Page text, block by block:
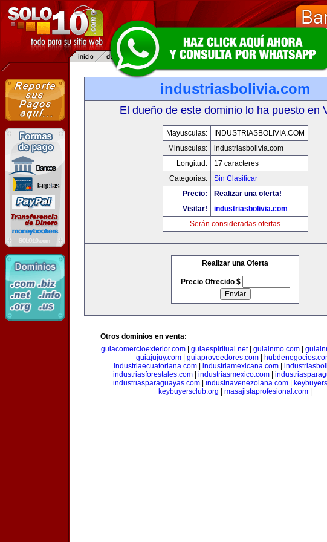
industriasbolivia.com
El dueño de este dominio lo ha puesto en
Mayusculas:
INDUSTRIASBOLIVIA.COM
Minusculas:
industriasbolivia.com
Longitud:
17 caracteres
Categorias:
Sin Clasificar
Precio:
Realizar una oferta!
Visitar!
industriasbolivia.com
Serán consideradas ofertas
Realizar una Oferta
Precio Ofrecido $
Otros dominios en venta:
guiacomercioexterior.com| guiaespiritual.net| guiainmo.com|
guiajujuy.com| guiaproveedores.com|
industriaecuatoriana.com| industriamexicana.com|
industriasforestales.com
industriasmexico.com
industriasparaguayas.com
industriavenezolana.com
keybuyersclub.org
masajistaprofesional.com